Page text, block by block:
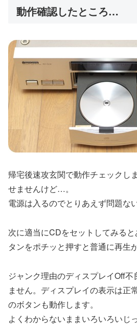
動作確認したところ…
帰宅後速攻玄関で動作チェックし
せませんけど…。
電源は入るのでとりあえず問題な
次に適当にCDをセットしてみる
タンをポチッと押すと普通に再生
ジャンク理由のディスプレイOff不
ません。ディスプレイの表示は正
のボタンも動作します。
よくわからないままいろいろいじ